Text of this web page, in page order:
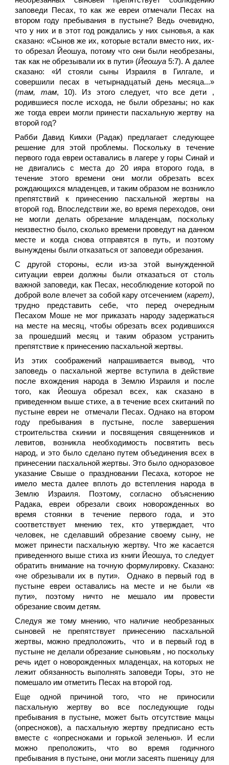
заповеди Песах, то как же евреи отмечали Песах на
втором году пребывания в пустыне? Ведь очевидно,
что у них и в этот год рождались у них сыновья, а как
сказано: «Сынов же их, которые встали вместо них, их-
то обрезал Йеошуа, потому что они были необрезаны,
так как не обрезывали их в пути» (Йеошуа 5:7). А далее
сказано: «И стояли сыны Израиля в Гилгале, и
совершили песах в четырнадцатый день месяца...»
(там, там, 10). Из этого следует, что все дети ,
родившиеся после исхода, не были обрезаны; но как
же тогда евреи могли принести пасхальную жертву на
второй год?
Рабби Давид Кимхи (Радак) предлагает следующее
решение для этой проблемы. Поскольку в течение
первого года евреи оставались в лагере у горы Синай и
не двигались с места до 20 ияра второго года, в
течение этого времени они могли обрезать всех
рождающихся младенцев, и таким образом не возникло
препятствий к принесению пасхальной жертвы на
второй год. Впоследствии же, во время переходов, они
не могли делать обрезание младенцам, поскольку
неизвестно было, сколько времени проведут на данном
месте и когда снова отправятся в путь, и поэтому
вынуждены были отказаться от заповеди обрезания.
С другой стороны, если из-за этой вынужденной
ситуации евреи должны были отказаться от столь
важной заповеди, как Песах, несоблюдение которой по
доброй воле влечет за собой кару отсечением (карет),
трудно представить себе, что перед очередным
Песахом Моше не мог приказать народу задержаться
на месте на месяц, чтобы обрезать всех родившихся
за прошедший месяц и таким образом устранить
препятствие к принесению пасхальной жертвы.
Из этих соображений напрашивается вывод, что
заповедь о пасхальной жертве вступила в действие
после вхождения народа в Землю Израиля и после
того, как Йеошуа обрезал всех, как сказано в
приведенном выше стихе, а в течение всех скитаний по
пустыне евреи не отмечали Песах. Однако на втором
году пребывания в пустыне, после завершения
строительства скинии и посвящения священников и
левитов, возникла необходимость посвятить весь
народ, и это было сделано путем объединения всех в
принесении пасхальной жертвы. Это было одноразовое
указание Свыше о праздновании Песаха, которое не
имело места далее вплоть до встепления народа в
Землю Израиля. Поэтому, согласно объяснению
Радака, евреи обрезали своих новорожденных во
время стоянки в течение первого года, и это
соответствует мнению тех, кто утверждает, что
человек, не сделавший обрезание своему сыну, не
может принести пасхальную жертву. Что же касается
приведенного выше стиха из книги Йеошуа, то следует
обратить внимание на точную формулировку. Сказано:
«не обрезывали их в пути». Однако в первый год в
пустыне евреи оставались на месте и не были «в
пути», поэтому ничто не мешало им провести
обрезание своим детям.
Следуя же тому мнению, что наличие необрезанных
сыновей не препятствует принесению пасхальной
жертвы, можно предположить, что и в первый год в
пустыне не делали обрезание сыновьям , но поскольку
речь идет о новорожденных младенцах, на которых не
лежит обязанность выполнять заповеди Торы, это не
помешало им отметить Песах на второй год.
Еще одной причиной того, что не приносили
пасхальную жертву во все последующие годы
пребывания в пустыне, может быть отсутствие мацы
(опресноков), а пасхальную жертву предписано есть
вместе с «опресноками и горькой зеленью». И если
можно преположить, что во время годичного
пребывания в пустыне, они могли засеять пшеницу для